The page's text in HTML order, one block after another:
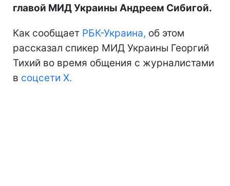
главой МИД Украины Андреем Сибигой.
Как сообщает РБК-Украина, об этом
рассказал спикер МИД Украины Георгий
Тихий во время общения с журналистами
в соцсети X.